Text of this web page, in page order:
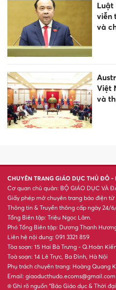
Luật
viễn
và
Việt
và
CHUYÊN TRANG GIÁO DỤC THỦ ĐÔ
Cơ quan chủ quản: BỘ GIÁO DỤC VÀ
Giấy phép mở chuyên trang báo điện
Thông tin & Truyền thông cấp ngày 24/
Tổng Biên tập: Triệu Ngọc Lâm.
Phó Tổng Biên tập: Dương Thanh
Liên hệ nội dung: 091 3321 859
Tòa soạn: 15 Hai Bà Trưng - Q.Hoàn
Toà soạn: 14 Lê Trực, Ba Đình, Hà Nội
Phụ trách chuyên trang: Hoàng Quang
Email: giaoducthudo.ecoms@gmail.com
® Ghi rõ nguồn “Báo Giáo dục & Thời